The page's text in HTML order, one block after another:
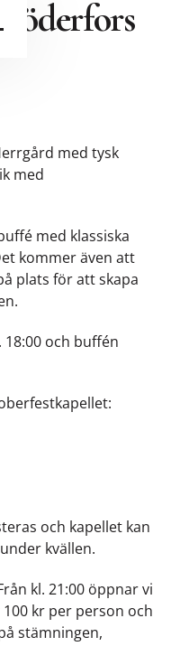
med tysk
med
med klassiska
kommer även att
plats för att skapa
och buffén
och kapellet kan
kvällen.
kl. 21:00 öppnar vi
kr per person och
stämningen,